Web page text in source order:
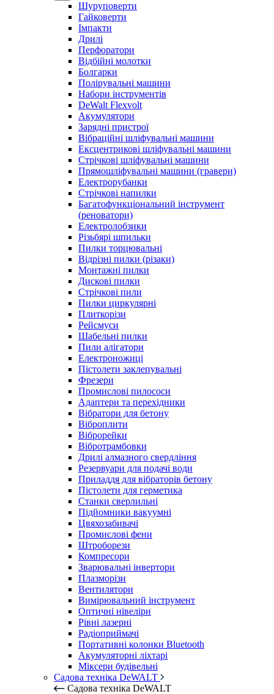
Шуруповерти
Гайковерти
Імпакти
Дрилі
Перфоратори
Відбійні молотки
Болгарки
Полірувальні машини
Набори інструментів
DeWalt Flexvolt
Акумулятори
Зарядні пристрої
Вібраційні шліфувальні машини
Ексцентрикові шліфувальні машини
Стрічкові шліфувальні машини
Прямошліфувальні машини (гравери)
Електрорубанки
Стрічкові напилки
Багатофункціональний інструмент
(реноватори)
Електролобзики
Різьбярі шпильки
Пилки торцювальні
Відрізні пилки (різаки)
Монтажні пилки
Дискові пилки
Стрічкові пили
Пилки циркулярні
Плиткорізи
Рейсмуси
Шабельні пилки
Пили алігатори
Електроножиці
Пістолети заклепувальні
Фрезери
Промислові пилососи
Адаптери та перехідники
Вібратори для бетону
Віброплити
Віброрейки
Вібротрамбовки
Дрилі алмазного свердління
Резервуари для подачі води
Приладдя для вібраторів бетону
Пістолети для герметика
Станки сверлильні
Підйомники вакуумні
Цвяхозабивачі
Промислові фени
Штроборези
Компресори
Зварювальні інвертори
Плазморізи
Вентилятори
Вимірювальний інструмент
Оптичні нівеліри
Рівні лазерні
Радіоприймачі
Портативні колонки Bluetooth
Акумуляторні ліхтарі
Міксери будівельні
Садова техніка DeWALT
Садова техніка DeWALT